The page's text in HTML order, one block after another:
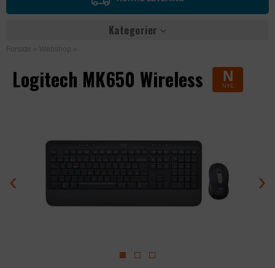
Kategorier
Forside » Webshop »
Logitech MK650 Wireless N
NYE
‹ ›